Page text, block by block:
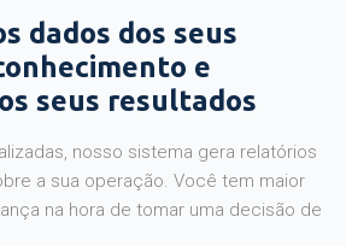
dados dos seus
e
seus resultados
nosso sistema gera relatórios
a sua operação. Você tem maior
na hora de tomar uma decisão de